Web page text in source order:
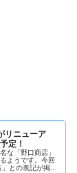
リニューア
定！
な「野口商店」
ようです。今回
との表記が掲げ